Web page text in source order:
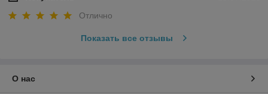
Отлично
Показать все отзывы
О нас